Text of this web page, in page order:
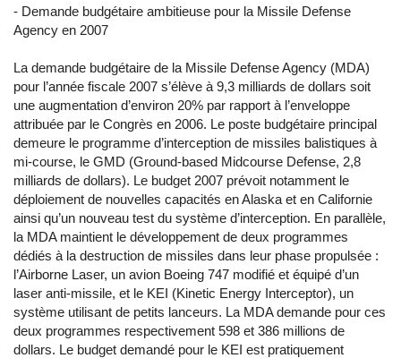
- Demande budgétaire ambitieuse pour la Missile Defense
Agency en 2007
La demande budgétaire de la Missile Defense Agency (MDA)
pour l’année fiscale 2007 s’élève à 9,3 milliards de dollars soit
une augmentation d’environ 20% par rapport à l’enveloppe
attribuée par le Congrès en 2006. Le poste budgétaire principal
demeure le programme d’interception de missiles balistiques à
mi-course, le GMD (Ground-based Midcourse Defense, 2,8
milliards de dollars). Le budget 2007 prévoit notamment le
déploiement de nouvelles capacités en Alaska et en Californie
ainsi qu’un nouveau test du système d’interception. En parallèle,
la MDA maintient le développement de deux programmes
dédiés à la destruction de missiles dans leur phase propulsée :
l’Airborne Laser, un avion Boeing 747 modifié et équipé d’un
laser anti-missile, et le KEI (Kinetic Energy Interceptor), un
système utilisant de petits lanceurs. La MDA demande pour ces
deux programmes respectivement 598 et 386 millions de
dollars. Le budget demandé pour le KEI est pratiquement